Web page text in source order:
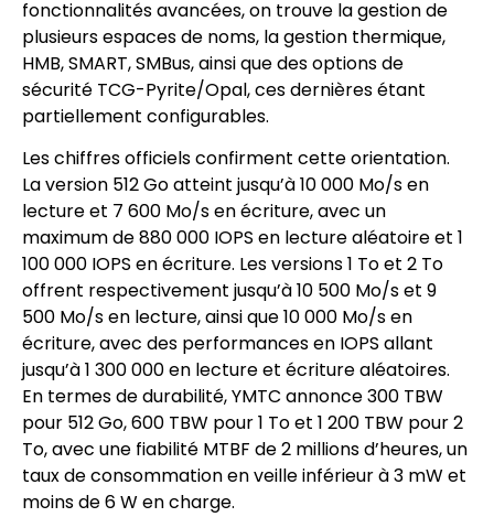
fonctionnalités avancées, on trouve la gestion de
plusieurs espaces de noms, la gestion thermique,
HMB, SMART, SMBus, ainsi que des options de
sécurité TCG-Pyrite/Opal, ces dernières étant
partiellement configurables.
Les chiffres officiels confirment cette orientation.
La version 512 Go atteint jusqu’à 10 000 Mo/s en
lecture et 7 600 Mo/s en écriture, avec un
maximum de 880 000 IOPS en lecture aléatoire et 1
100 000 IOPS en écriture. Les versions 1 To et 2 To
offrent respectivement jusqu’à 10 500 Mo/s et 9
500 Mo/s en lecture, ainsi que 10 000 Mo/s en
écriture, avec des performances en IOPS allant
jusqu’à 1 300 000 en lecture et écriture aléatoires.
En termes de durabilité, YMTC annonce 300 TBW
pour 512 Go, 600 TBW pour 1 To et 1 200 TBW pour 2
To, avec une fiabilité MTBF de 2 millions d’heures, un
taux de consommation en veille inférieur à 3 mW et
moins de 6 W en charge.